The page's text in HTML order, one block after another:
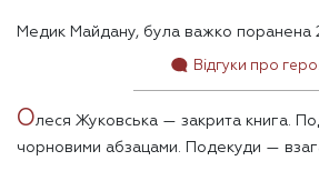
Медик Майдану, була важко поранена
Відгуки про
Олеся Жуковська — закрита книга.
чорновими абзацами. Подекуди —